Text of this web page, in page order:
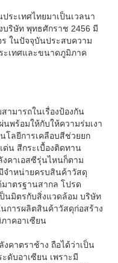
ระเทศไทยมาเป็นเวลนา
บริษัท พุทธศักราช 2456 มี
ร ในปัจจุบันประสบความ
ะเทศและขนาดภูมิภาค
ามารถในเรื่องป้องกัน
พร้อมให้กับให้ความร่มเงา
โลยีการเคลือบสีช่วยยก
ด่น สีกระเบื้องติดทาน
คาเอสซีรุ่นไหนก็ตาม
จำหน่ายครบสินค้าวัสดุ
าตรฐานสากล โปรด
นมิตรกับสิ่งแวดล้อม บริษัท
การผลิตสินค้าวัสดุก่อสร้าง
าคอาเซียน
งคาตราช้าง ถือได้ว่าเป็น
ดับอาเซียน เพราะมี